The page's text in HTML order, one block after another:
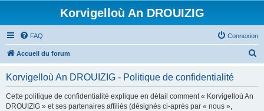
Korvigelloù An DROUIZIG
FAQ Connexion
Accueil du forum
Korvigelloù An DROUIZIG - Politique de confidentialité
Cette politique de confidentialité explique en détail comment « Korvigelloù An
DROUIZIG » et ses partenaires affiliés (désignés ci-après par « nous »,